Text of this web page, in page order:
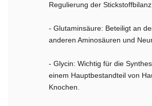
Regulierung der Stickstoffbilanz.
- Glutaminsäure: Beteiligt an
anderen Aminosäuren und
- Glycin: Wichtig für die
einem Hauptbestandteil von
Knochen.